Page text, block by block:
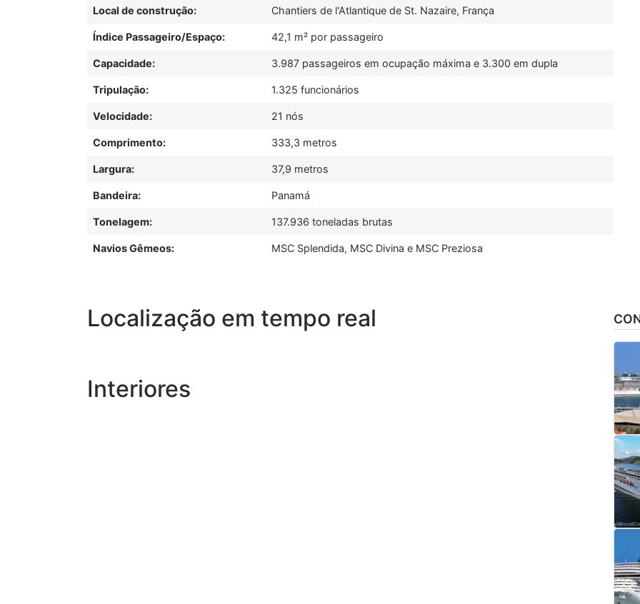
Local de construção: Chantiers de l'Atlantique de St. Nazaire, França
Índice Passageiro/Espaço: 42,1 m² por passageiro
Capacidade: 3.987 passageiros em ocupação máxima e 3.300 em dupla
Tripulação: 1.325 funcionários
Velocidade: 21 nós
Comprimento: 333,3 metros
Largura: 37,9 metros
Bandeira: Panamá
Tonelagem: 137.936 toneladas brutas
Navios Gêmeos: MSC Splendida, MSC Divina e MSC Preziosa
Localização em tempo real
Interiores